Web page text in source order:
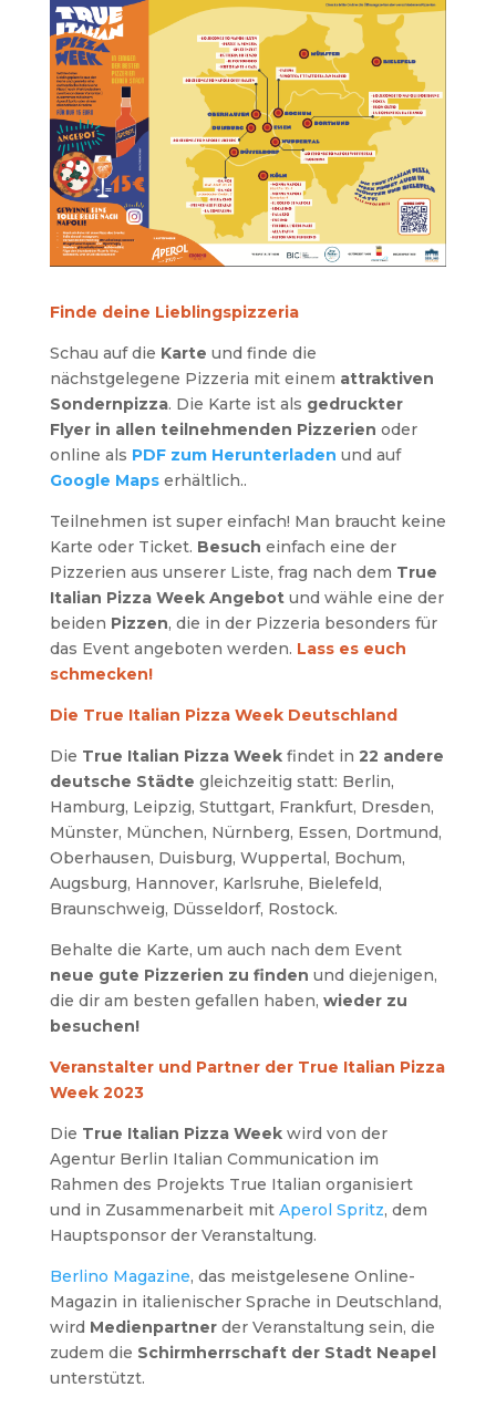
Finde deine Lieblingspizzeria
Schau auf die Karte und finde die
nächstgelegene Pizzeria mit einem attraktiven
Sondernpizza. Die Karte ist als gedruckter
Flyer in allen teilnehmenden Pizzerien oder
online als PDF zum Herunterladen und auf
Google Mapserhältlich..
Teilnehmen ist super einfach! Man braucht keine
Karte oder Ticket. Besuch einfach eine der
Pizzerien aus unserer Liste, frag nach dem True
Italian Pizza Week Angebotund wähle eine der
beiden Pizzen, die in der Pizzeria besonders für
das Event angeboten werden. Lass es euch
schmecken!
Die True Italian Pizza Week Deutschland
Die True Italian Pizza Week findet in 22 andere
deutsche Städte gleichzeitig statt: Berlin,
Hamburg, Leipzig, Stuttgart, Frankfurt, Dresden,
Münster, München, Nürnberg, Essen, Dortmund,
Oberhausen, Duisburg, Wuppertal, Bochum,
Augsburg, Hannover, Karlsruhe, Bielefeld,
Braunschweig, Düsseldorf, Rostock.
Behalte die Karte, um auch nach dem Event
neue gute Pizzerien zu finden und diejenigen,
die dir am besten gefallen haben, wieder zu
besuchen!
Veranstalter und Partner der True Italian Pizza
Week 2023
Die True Italian Pizza Weekwird von der
Agentur Berlin Italian Communication im
Rahmen des Projekts True Italian organisiert
und in Zusammenarbeit mit Aperol Spritz, dem
Hauptsponsor der Veranstaltung.
Berlino Magazine, das meistgelesene Online-
Magazin in italienischer Sprache in Deutschland,
wird Medienpartnerder Veranstaltung sein, die
zudem die Schirmherrschaft der Stadt Neapel
unterstützt.